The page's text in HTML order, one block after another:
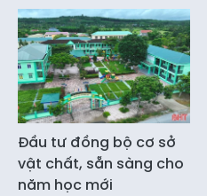
Đầu tư đồng bộ cơ sở
vật chất, sẵn sàng cho
năm học mới